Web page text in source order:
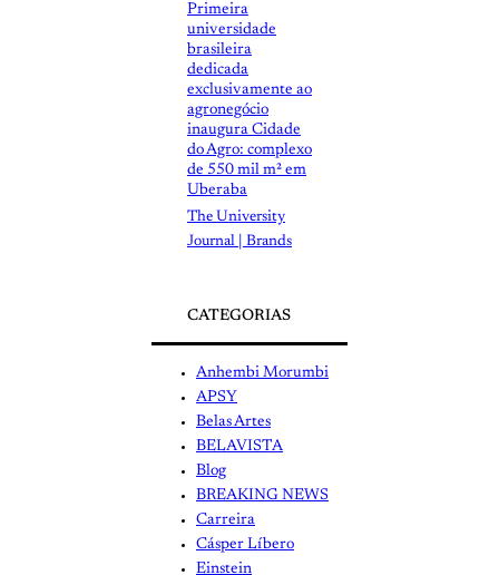
Primeira
universidade
brasileira
dedicada
exclusivamente ao
agronegócio
inaugura Cidade
do Agro: complexo
de 550 mil m² em
Uberaba
The University
Journal | Brands
CATEGORIAS
Anhembi Morumbi
APSY
Belas Artes
BELAVISTA
Blog
BREAKING NEWS
Carreira
Cásper Líbero
Einstein